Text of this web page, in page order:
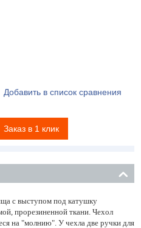
Добавить в список сравнения
Заказ в 1 клик
с выступом под катушку
прорезиненной ткани. Чехол
на "молнию". У чехла две ручки для